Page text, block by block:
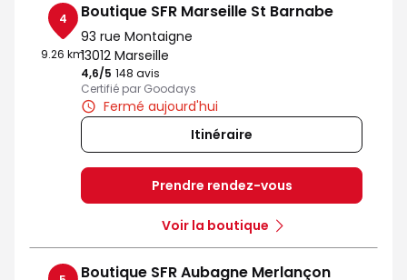
4
9.26 km
Boutique SFR Marseille St Barnabe
93 rue Montaigne
13012 Marseille
4,6/5 Note de 4.6 sur 5
148 avis
Certifié par Goodays
Fermé aujourd'hui
Itinéraire
Prendre rendez-vous
Voir la boutique
Boutique SFR Aubagne Merlançon